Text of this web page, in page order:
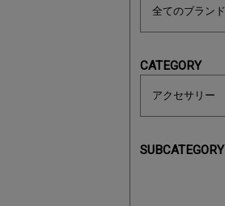
CATEGORY
SUBCATEGORY